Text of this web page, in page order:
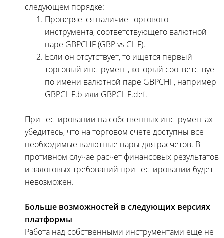
следующем порядке:
Проверяется наличие торгового
инструмента, соответствующего валютной
паре GBPCHF (GBP vs CHF).
Если он отсутствует, то ищется первый
торговый инструмент, который соответствует
по имени валютной паре GBPCHF, например
GBPCHF.b или GBPCHF.def.
При тестировании на собственных инструментах
убедитесь, что на торговом счете доступны все
необходимые валютные пары для расчетов. В
противном случае расчет финансовых результатов
и залоговых требований при тестировании будет
невозможен.
Больше возможностей в следующих версиях
платформы
Работа над собственными инструментами еще не